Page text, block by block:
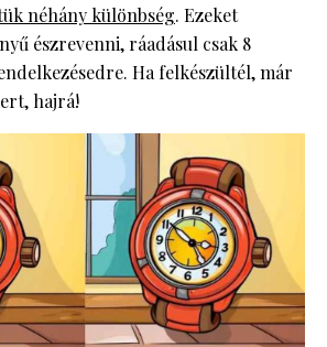
néhány különbség. Ezeket
észrevenni, ráadásul csak 8
Ha felkészültél, már
hajrá!